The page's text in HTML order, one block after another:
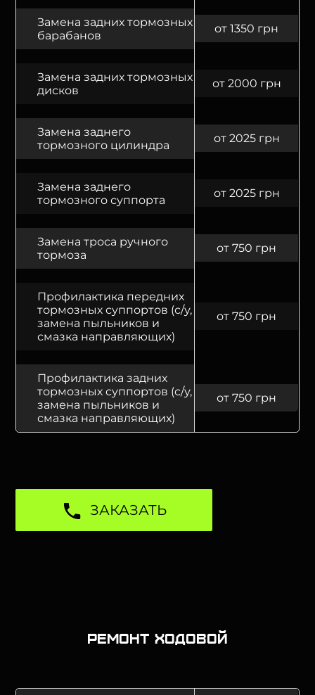
Замена задних тормозных
барабанов
от 1350 грн
Замена задних тормозных
дисков
от 2000 грн
Замена заднего
тормозного цилиндра
от 2025 грн
Замена заднего
тормозного суппорта
от 2025 грн
Замена троса ручного
тормоза
от 750 грн
Профилактика передних
тормозных суппортов (с/у,
замена пыльников и
смазка направляющих)
от 750 грн
Профилактика задних
тормозных суппортов (с/у,
замена пыльников и
смазка направляющих)
от 750 грн
ЗАКАЗАТЬ
Ремонт ходовой